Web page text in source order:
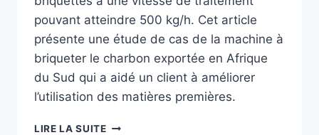
pouvant atteindre 500 kg/h. Cet article
présente une étude de cas de la machine à
briqueter le charbon exportée en Afrique
du Sud qui a aidé un client à améliorer
l’utilisation des matières premières.
LIRE LA SUITECOMMENT